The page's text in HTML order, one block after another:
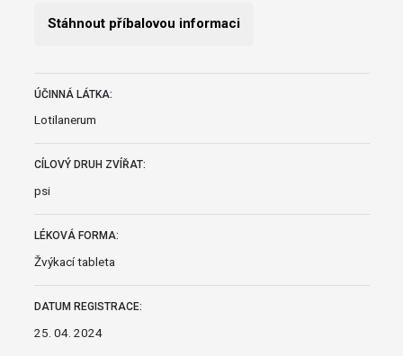
Stáhnout příbalovou informaci
ÚČINNÁ LÁTKA:
Lotilanerum
CÍLOVÝ DRUH ZVÍŘAT:
psi
LÉKOVÁ FORMA:
Žvýkací tableta
DATUM REGISTRACE:
25. 04. 2024